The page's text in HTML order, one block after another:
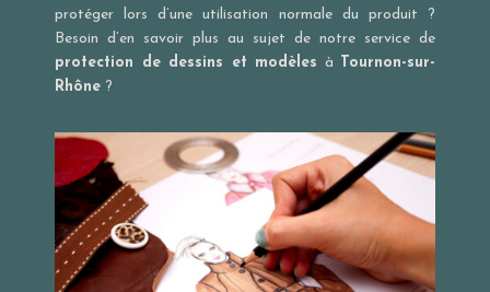
protéger lors d’une utilisation normale du produit ?
Besoin d’en savoir plus au sujet de notre service de
protection de dessins et modèles à Tournon-sur-
Rhône ?